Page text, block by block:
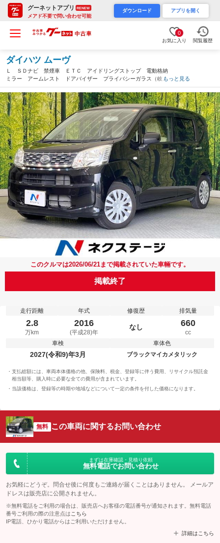
グーネットアプリ RENEW
メアド不要で問い合わせ可能
ダウンロード アプリを開く
0
お気に入り 閲覧履歴
ダイハツ ムーヴ
Ｌ ＳＤナビ 禁煙車 ＥＴＣ アイドリングストップ 電動格納
ミラー アームレスト ドアバイザー プライバシーガラス（岐阜
県）
もっと見る
このクルマは2026/06/21まで掲載されていた車輛です。
掲載終了
走行距離
2.8
万km
年式
2016
(平成28)年
修復歴
なし
排気量
660
cc
車検
2027(令和9)年3月
車体色
ブラックマイカメタリック
支払総額には、車両本体価格の他、保険料、税金、登録等に伴う費用、リサイクル預託金
相当額等、購入時に必要な全ての費用が含まれています。
当該価格は、登録等の時期や地域などについて一定の条件を付した価格になります。
無料 この車両に関するお問い合わせ
まずは在庫確認・見積り依頼
無料電話でお問い合わせ
お気軽にどうぞ。問合せ後に何度もご連絡が届くことはありません。 メールア
ドレスは販売店に公開されません。
※無料電話をご利用の場合は、販売店へお客様の電話番号が通知されます。無料電話
番号ご利用の際の注意点は こちら
IP電話、ひかり電話からはご利用いただけません。
詳細はこちら